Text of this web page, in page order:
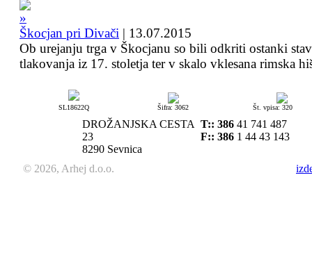
Škocjan pri Divači | 13.07.2015
Ob urejanju trga v Škocjanu so bili odkriti ostanki
tlakovanja iz 17. stoletja ter v skalo vklesana rimska
SL18622Q Šifra: 3062 Št. vpisa: 320
DROŽANJSKA CESTA
23
8290 Sevnica
T:: 386 41 741 487
F:: 386 1 44 43 143
© 2026, Arhej d.o.o.